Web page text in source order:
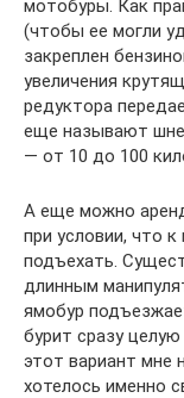
мотобуры. Как
(чтобы ее могли
закреплен
увеличения
редуктора
еще называют
— от 10 до 100
А еще можно
при условии, что
подъехать.
длинным
ямобур
бурит сразу
этот вариант мне
хотелось именно